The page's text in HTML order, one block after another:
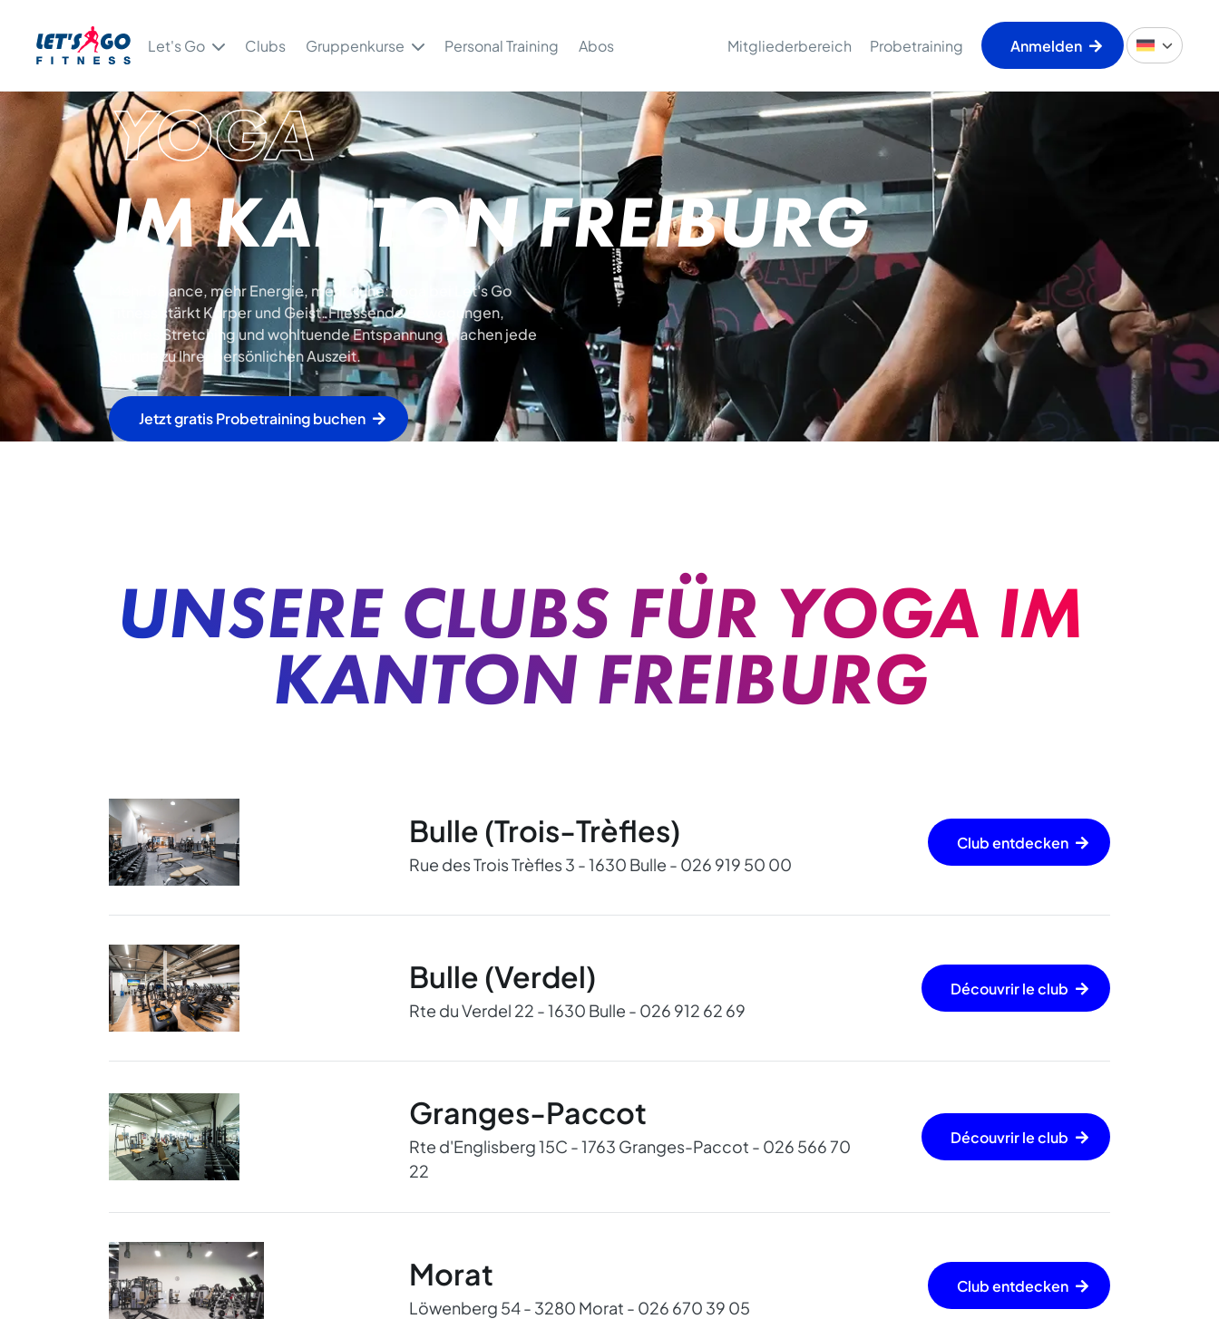
Let's Go Clubs Gruppenkurse Personal Training Abos Mitgliederbereich Probetraining Anmelden
YOGA
IM KANTON FREIBURG
Mehr Balance, mehr Energie, mehr Ruhe: Yoga bei Let's Go
Fitness stärkt Körper und Geist. Fliessende Bewegungen,
sanftes Stretching und wohltuende Entspannung machen jede
Stunde zu Ihrer persönlichen Auszeit.
Jetzt gratis Probetraining buchen
UNSERE CLUBS FÜR YOGA IM
KANTON FREIBURG
Bulle (Trois-Trèfles)
Rue des Trois Trèfles 3 - 1630 Bulle - 026 919 50 00
Club entdecken
Bulle (Verdel)
Rte du Verdel 22 - 1630 Bulle - 026 912 62 69
Découvrir le club
Granges-Paccot
Rte d'Englisberg 15C - 1763 Granges-Paccot - 026 566 70
22
Découvrir le club
Morat
Löwenberg 54 - 3280 Morat - 026 670 39 05
Club entdecken